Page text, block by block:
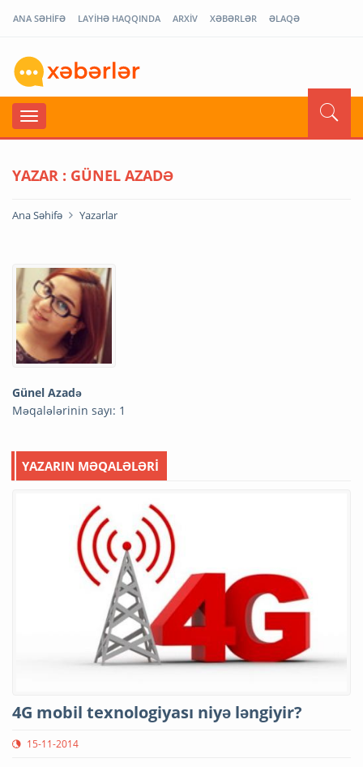
ANA SƏHİFƏ LAYİHƏ HAQQINDA ARXİV XƏBƏRLƏR ƏLAQƏ
YAZAR : GÜNEL AZADƏ
Ana Səhifə Yazarlar
Günel Azadə
Məqalələrinin sayı: 1
YAZARIN MƏQALƏLƏRİ
4G mobil texnologiyası niyə ləngiyir?
15-11-2014